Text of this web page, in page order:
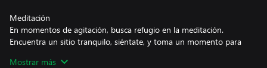
Meditación
En momentos de agitación, busca refugio en la meditación.
Encuentra un sitio tranquilo, siéntate, y toma un momento para
cuerpo y deja ir los pensamientos transitorios que revolotean en
Mostrar más